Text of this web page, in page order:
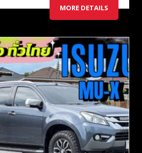
MORE DETAILS